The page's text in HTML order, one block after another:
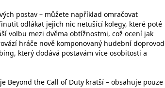
postav – můžete například omračovat
odlákat jejich nic netušící kolegy, které poté
volbu mezi dvěma obtížnostmi, což ocení jak
hráče nově komponovaný hudební doprovod
který dodává postavám více osobitosti a
the Call of Duty kratší – obsahuje pouze